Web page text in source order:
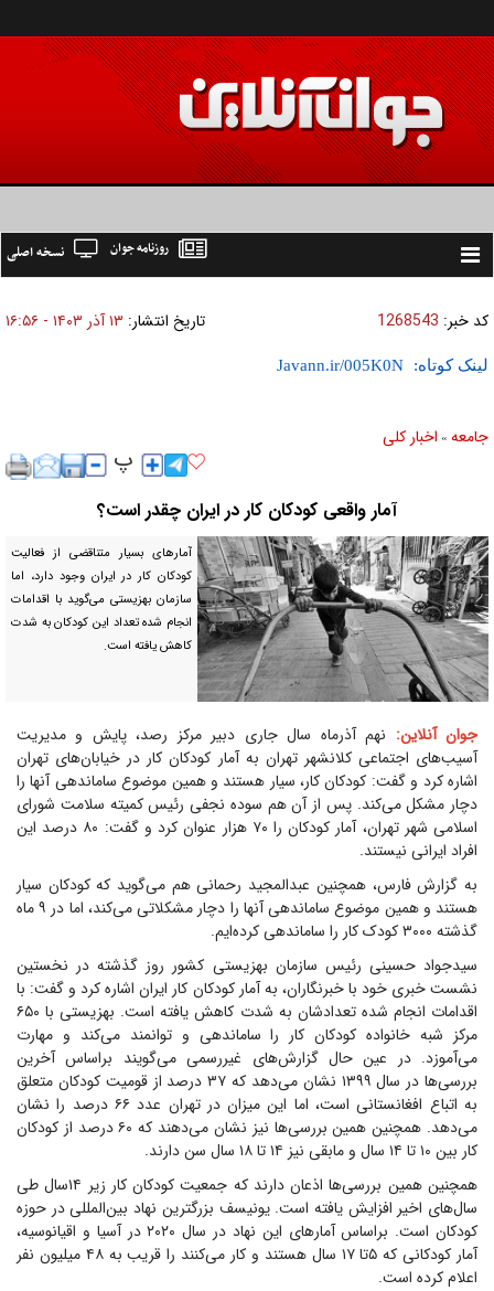
Toggle
نسخه اصلی روزنامه جوان
کد خبر: 1268543 تاریخ انتشار: ۱۳ آذر ۱۴۰۳ - ۱۶:۵۶
لینک کوتاه:
جامعه » اخبار كلی
آمار واقعی کودکان کار در ایران چقدر است؟
آمار‌های بسیار متناقضی از فعالیت
کودکان کار در ایران وجود دارد، اما
سازمان بهزیستی می‌گوید با اقدامات
انجام شده تعداد این کودکان به شدت
کاهش یافته است.
جوان آنلاین: نهم آذرماه سال جاری دبیر مرکز رصد، پایش و مدیریت
آسیب‌های اجتماعی کلانشهر تهران به آمار کودکان کار در خیابان‌های تهران
اشاره کرد و گفت: کودکان کار، سیار هستند و همین موضوع ساماندهی آنها را
دچار مشکل می‌کند. پس از آن هم سوده نجفی رئیس کمیته سلامت شورای
اسلامی شهر تهران، آمار کودکان را ۷۰ هزار عنوان کرد و گفت: ۸۰ درصد این
افراد ایرانی نیستند.
به گزارش فارس، همچنین عبدالمجید رحمانی هم می‌گوید که کودکان سیار
هستند و همین موضوع ساماندهی آنها را دچار مشکلاتی می‌کند، اما در ۹ ماه
گذشته ۳۰۰۰ کودک کار را ساماندهی کرده‌ایم.
سیدجواد حسینی رئیس سازمان بهزیستی کشور روز گذشته در نخستین
نشست خبری خود با خبرنگاران، به آمار کودکان کار ایران اشاره کرد و گفت: با
اقدامات انجام شده تعدادشان به شدت کاهش یافته است. بهزیستی با ۶۵۰
مرکز شبه خانواده کودکان کار را ساماندهی و توانمند می‌کند و مهارت
می‌آموزد. در عین حال گزارش‌های غیررسمی می‌گویند براساس آخرین
بررسی‌ها در سال ۱۳۹۹ نشان می‌دهد که ۳۷ درصد از قومیت کودکان متعلق
به اتباع افغانستانی است، اما این میزان در تهران عدد ۶۶ درصد را نشان
می‌دهد. همچنین همین بررسی‌ها نیز نشان می‌دهند که ۶۰ درصد از کودکان
کار بین ۱۰ تا ۱۴ سال و مابقی نیز ۱۴ تا ۱۸ سال سن دارند.
همچنین همین بررسی‌ها اذعان دارند که جمعیت کودکان کار زیر ۱۴سال طی
سال‌های اخیر افزایش یافته است. یونیسف بزرگترین نهاد بین‌المللی در حوزه
کودکان است. براساس آمار‌های این نهاد در سال ۲۰۲۰ در آسیا و اقیانوسیه،
آمار کودکانی که ۵تا ۱۷ سال هستند و کار می‌کنند را قریب به ۴۸ میلیون نفر
اعلام کرده است.